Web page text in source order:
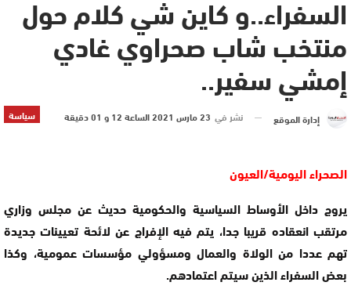
السفراء..و كاين شي كلام حول
منتخب شاب صحراوي غادي
إمشي سفير..
سياسة إدارة الموقع نشر في 23 مارس 2021 الساعة 12 و 01 دقيقة
الصحراء اليومية/العيون
يروج داخل الأوساط السياسية والحكومية حديث عن مجلس وزاري
مرتقب انعقاده قريبا جدا، يتم فيه الإفراج عن لائحة تعيينات جديدة
تهم عددا من الولاة والعمال ومسؤولي مؤسسات عمومية، وكذا
بعض السفراء الذين سيتم اعتمادهم.